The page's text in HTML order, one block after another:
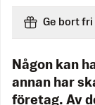
Ge bort fri
Någon kan
annan har
företag. Av